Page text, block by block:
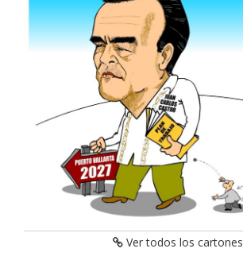
Ver todos los cartones